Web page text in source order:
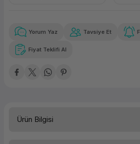
Yorum Yaz Tavsiye Et
Fiyat Teklifi Al
Ürün Bilgisi